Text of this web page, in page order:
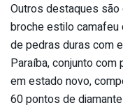
Outros destaques são
broche estilo
de pedras duras com
Paraíba, conjunto
em estado novo,
60 pontos de